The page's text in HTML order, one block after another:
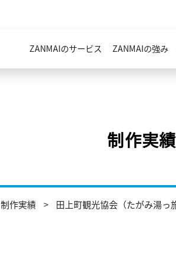
ZANMAIのサービス ZANMAIの強み
制作実績
制作実績 田上町観光協会（たがみ湯っ